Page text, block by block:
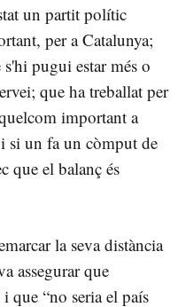
un partit polític
per a Catalunya;
pugui estar més o
que ha treballat per
important a
si un fa un còmput de
que el balanç és
la seva distància
assegurar que
que “no seria el país